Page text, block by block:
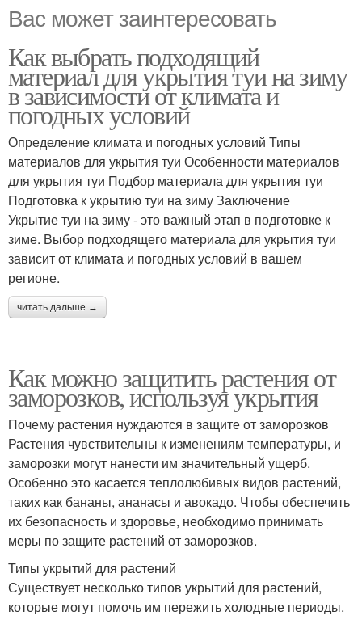
Вас может заинтересовать
Как выбрать подходящий
материал для укрытия туи на зиму
в зависимости от климата и
погодных условий
Определение климата и погодных условий Типы
материалов для укрытия туи Особенности материалов
для укрытия туи Подбор материала для укрытия туи
Подготовка к укрытию туи на зиму Заключение
Укрытие туи на зиму - это важный этап в подготовке к
зиме. Выбор подходящего материала для укрытия туи
зависит от климата и погодных условий в вашем
регионе.
читать дальше →
Как можно защитить растения от
заморозков, используя укрытия
Почему растения нуждаются в защите от заморозков
Растения чувствительны к изменениям температуры, и
заморозки могут нанести им значительный ущерб.
Особенно это касается теплолюбивых видов растений,
таких как бананы, ананасы и авокадо. Чтобы обеспечить
их безопасность и здоровье, необходимо принимать
меры по защите растений от заморозков.
Типы укрытий для растений
Существует несколько типов укрытий для растений,
которые могут помочь им пережить холодные периоды.